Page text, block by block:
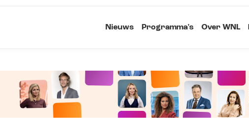
Nieuws Programma's Over WNL